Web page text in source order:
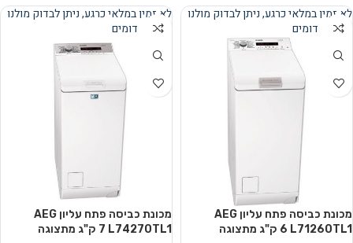
נמכר
לא זמין במלאי כרגע, ניתן לבדוק מולנו
מוצרים דומים
מכונת כביסה פתח עליון AEG
L71260TL1 ‏6 ‏ק"ג מתצוגה
נמכר
לא זמין במלאי כרגע, ניתן לבדוק מולנו
מוצרים דומים
מכונת כביסה פתח עליון AEG
L74270TL1 ‏7 ‏ק"ג מתצוגה